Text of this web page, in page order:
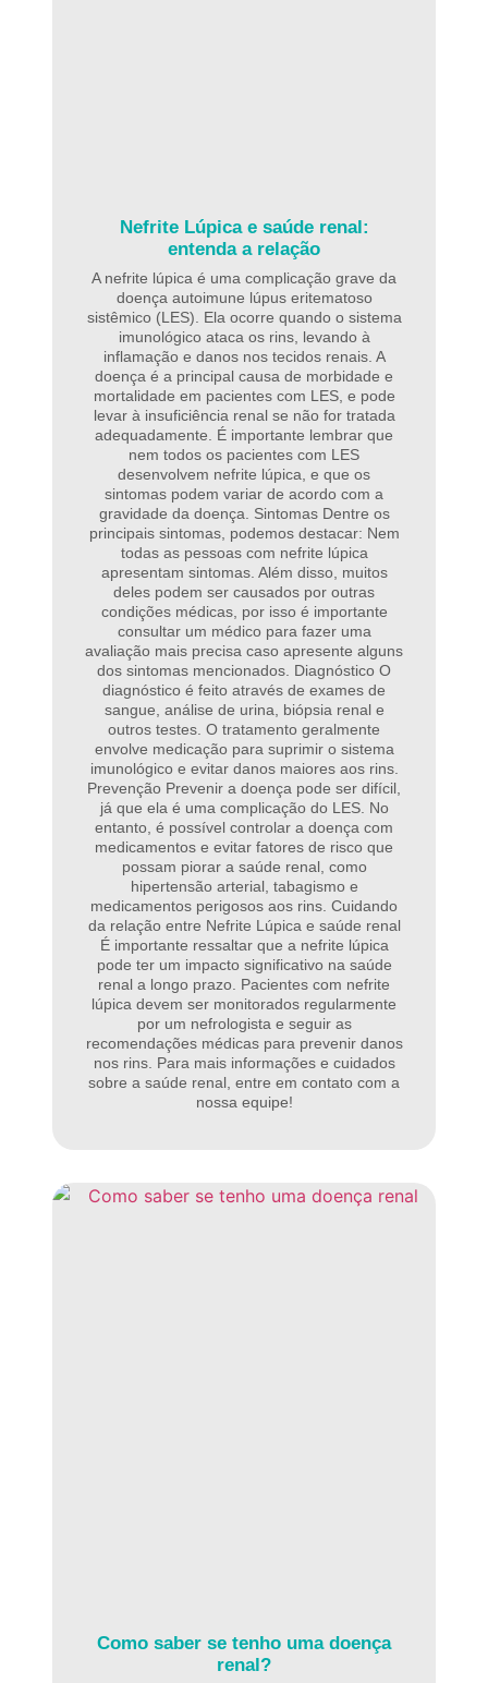
Nefrite Lúpica e saúde renal:
entenda a relação
A nefrite lúpica é uma complicação grave da
doença autoimune lúpus eritematoso
sistêmico (LES). Ela ocorre quando o sistema
imunológico ataca os rins, levando à
inflamação e danos nos tecidos renais. A
doença é a principal causa de morbidade e
mortalidade em pacientes com LES, e pode
levar à insuficiência renal se não for tratada
adequadamente. É importante lembrar que
nem todos os pacientes com LES
desenvolvem nefrite lúpica, e que os
sintomas podem variar de acordo com a
gravidade da doença. Sintomas Dentre os
principais sintomas, podemos destacar: Nem
todas as pessoas com nefrite lúpica
apresentam sintomas. Além disso, muitos
deles podem ser causados por outras
condições médicas, por isso é importante
consultar um médico para fazer uma
avaliação mais precisa caso apresente alguns
dos sintomas mencionados. Diagnóstico O
diagnóstico é feito através de exames de
sangue, análise de urina, biópsia renal e
outros testes. O tratamento geralmente
envolve medicação para suprimir o sistema
imunológico e evitar danos maiores aos rins.
Prevenção Prevenir a doença pode ser difícil,
já que ela é uma complicação do LES. No
entanto, é possível controlar a doença com
medicamentos e evitar fatores de risco que
possam piorar a saúde renal, como
hipertensão arterial, tabagismo e
medicamentos perigosos aos rins. Cuidando
da relação entre Nefrite Lúpica e saúde renal
É importante ressaltar que a nefrite lúpica
pode ter um impacto significativo na saúde
renal a longo prazo. Pacientes com nefrite
lúpica devem ser monitorados regularmente
por um nefrologista e seguir as
recomendações médicas para prevenir danos
nos rins. Para mais informações e cuidados
sobre a saúde renal, entre em contato com a
nossa equipe!
Como saber se tenho uma doença
renal?